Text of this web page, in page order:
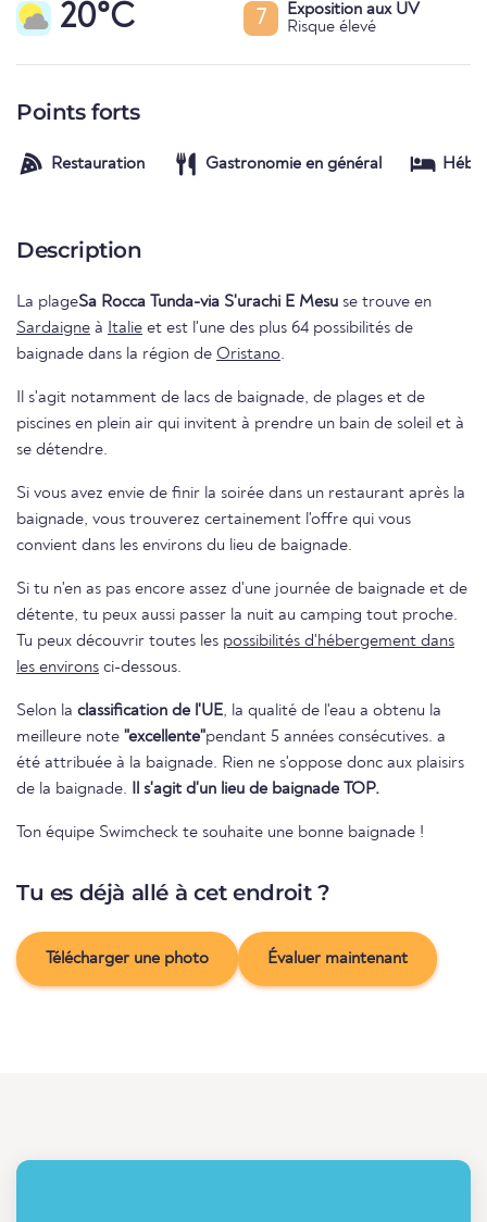
20°C 7
Exposition aux UV
Risque élevé
Points forts
Restauration Gastronomie en général
Description
La plageSa Rocca Tunda-via S'urachi E Mesu se trouve en
Sardaigne à Italie et est l'une des plus 64 possibilités de
baignade dans la région de Oristano.
Il s'agit notamment de lacs de baignade, de plages et de
piscines en plein air qui invitent à prendre un bain de soleil et à
se détendre.
Si vous avez envie de finir la soirée dans un restaurant après la
baignade, vous trouverez certainement l'offre qui vous
convient dans les environs du lieu de baignade.
Si tu n'en as pas encore assez d'une journée de baignade et de
détente, tu peux aussi passer la nuit au camping tout proche.
Tu peux découvrir toutes les possibilités d'hébergement dans
les environs ci-dessous.
Selon la classification de l'UE, la qualité de l'eau a obtenu la
meilleure note "excellente"pendant 5 années consécutives. a
été attribuée à la baignade. Rien ne s'oppose donc aux plaisirs
de la baignade. Il s'agit d'un lieu de baignade TOP.
Ton équipe Swimcheck te souhaite une bonne baignade !
Tu es déjà allé à cet endroit ?
Télécharger une photo Évaluer maintenant